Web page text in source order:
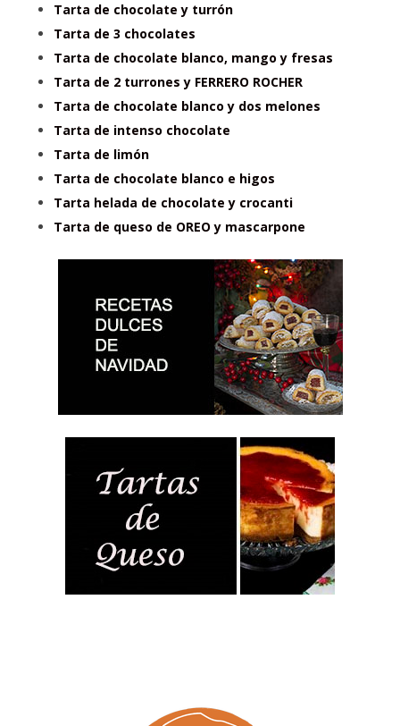
Tarta de chocolate y turrón
Tarta de 3 chocolates
Tarta de chocolate blanco, mango y fresas
Tarta de 2 turrones y FERRERO ROCHER
Tarta de chocolate blanco y dos melones
Tarta de intenso chocolate
Tarta de limón
Tarta de chocolate blanco e higos
Tarta helada de chocolate y crocanti
Tarta de queso de OREO y mascarpone